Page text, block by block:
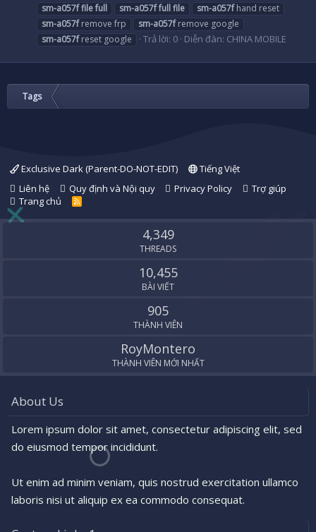
sm-a057ffilefull sm-a057ffullfile sm-a057fhand reset
sm-a057fremove frp sm-a057fremove google
sm-a057freset google Trả lời: 0 Diễn đàn: CHINA MOBILE
Tags
Exclusive Dark (Parent-DO-NOT-EDIT)
Tiếng Việt
Liên hệ
Quy định và Nội quy Privacy Policy
Trợ giúp
Trang chủ
R
S
4,349
THREADS
10,455
BÀI VIẾT
905
THÀNH VIÊN
RoyMontero
THÀNH VIÊN MỚI NHẤT
About Us
Lorem ipsum dolor sit amet, consectetur adipiscing elit, sed
do eiusmod tempor incididunt.
Ut enim ad minim veniam, quis nostrud exercitation ullamco
laboris nisi ut aliquip ex ea commodo consequat.